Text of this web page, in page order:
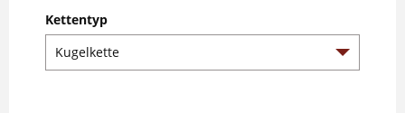
Kettentyp